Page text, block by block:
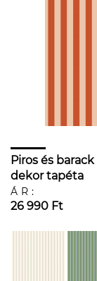
Piros és
dekor tapéta
ÁR:
26 990 Ft